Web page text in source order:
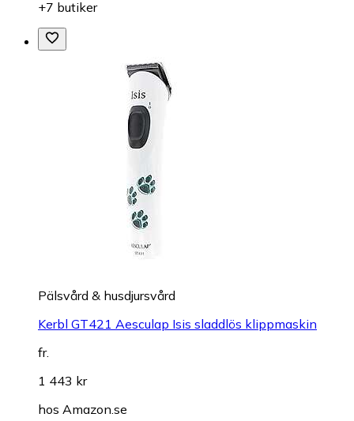
+7 butiker
Pälsvård & husdjursvård
Kerbl GT421 Aesculap Isis sladdlös klippmaskin
fr.
1 443 kr
hos Amazon.se